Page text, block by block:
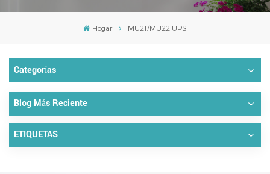
Hogar MU21/MU22 UPS
Categorías
Blog Más Reciente
ETIQUETAS